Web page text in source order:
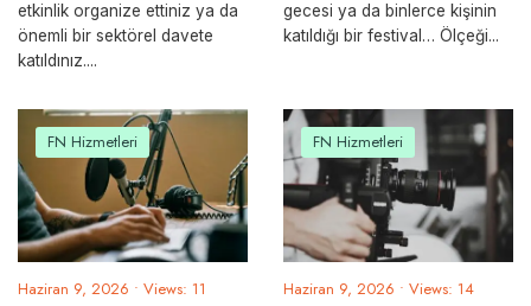
etkinlik organize ettiniz ya da
önemli bir sektörel davete
katıldınız....
gecesi ya da binlerce kişinin
katıldığı bir festival… Ölçeği...
FN Hizmetleri
Haziran 9, 2026 • Views: 11
FN Hizmetleri
Haziran 9, 2026 • Views: 14